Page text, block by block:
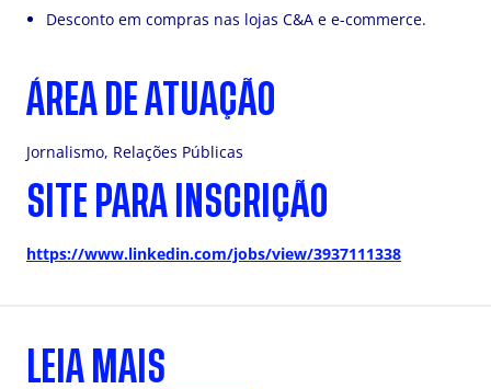
Desconto em compras nas lojas C&A e e-commerce.
ÁREA DE ATUAÇÃO
Jornalismo, Relações Públicas
SITE PARA INSCRIÇÃO
https://www.linkedin.com/jobs/view/3937111338
LEIA MAIS